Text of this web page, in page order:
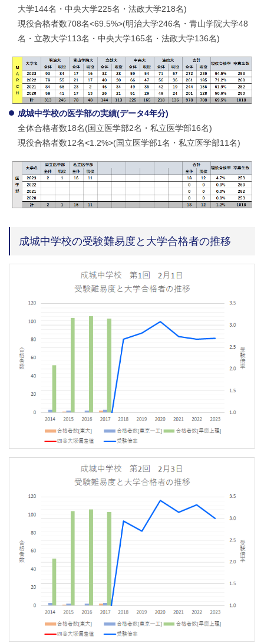
大学144名・中央大学225名・法政大学218名)
現役合格者数708名<69.5%>(明治大学246名・青山学院大学48
名・立教大学113名・中央大学165名・法政大学136名)
成城中学校の医学部の実績(データ4年分)
全体合格者数18名(国立医学部2名・私立医学部16名)
現役合格者数12名<1.2%>(国立医学部1名・私立医学部11名)
成城中学校の受験難易度と大学合格者の推移